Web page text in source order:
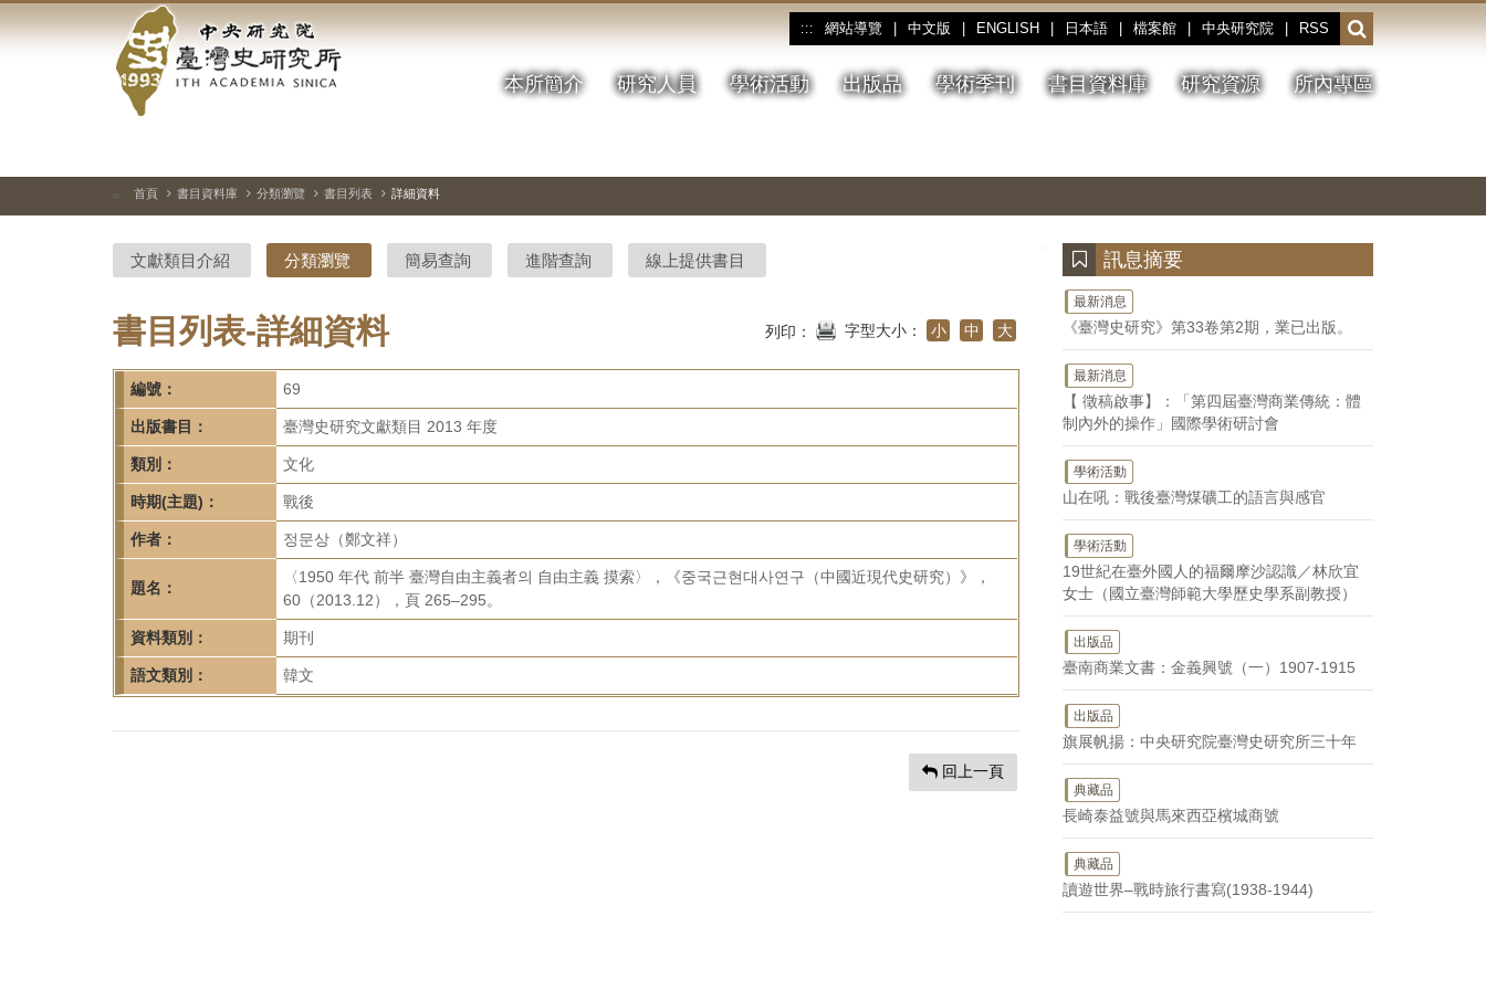
到
中
央
研
院-
臺
灣
史
研
究
所-
首
頁
::: 網站導覽 中文版 ENGLISH 日本語 檔案館 中央研究院 RSS
開
啟
或
收
本所簡介 研究人員 學術活動 出版品 學術季刊 書目資料庫 研究資源 所內專區
停、
圖
圖
結
::: 首頁 書目資料庫 分類瀏覽 書目列表 詳細資料
文獻類目介紹 分類瀏覽 簡易查詢 進階查詢 線上提供書目
書目列表-詳細資料 列印： 字型大小： 小 中 大
編號： 69
出版書目： 臺灣史研究文獻類目 2013 年度
類別： 文化
時期(主題)： 戰後
作者： 정문상（鄭文祥）
題名：
〈1950 年代 前半 臺灣自由主義者의 自由主義 摸索〉，《중국근현대사연구（中國近現代史研究）》，
60（2013.12），頁 265–295。
資料類別： 期刊
語文類別： 韓文
回上一頁
訊息摘要
最新消息
《臺灣史研究》第33卷第2期，業已出版。
最新消息
【 徵稿啟事】：「第四屆臺灣商業傳統：體
制內外的操作」國際學術研討會
學術活動
山在吼：戰後臺灣煤礦工的語言與感官
學術活動
19世紀在臺外國人的福爾摩沙認識／林欣宜
女士（國立臺灣師範大學歷史學系副教授）
出版品
臺南商業文書：金義興號（一）1907-1915
出版品
旗展帆揚：中央研究院臺灣史研究所三十年
典藏品
長崎泰益號與馬來西亞檳城商號
典藏品
讀遊世界–戰時旅行書寫(1938-1944)